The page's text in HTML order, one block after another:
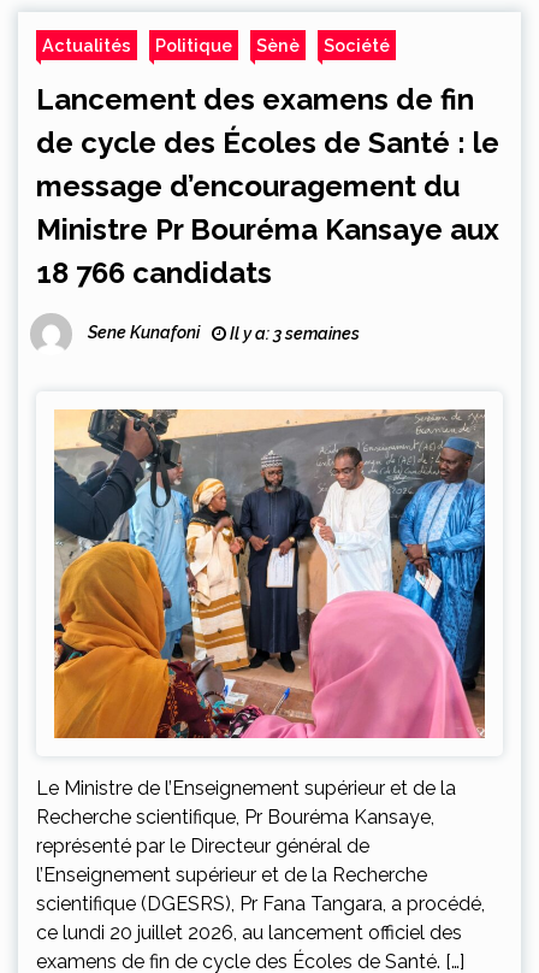
Actualités Politique Sènè Société
Lancement des examens de fin
de cycle des Écoles de Santé : le
message d’encouragement du
Ministre Pr Bouréma Kansaye aux
18 766 candidats
Sene Kunafoni Il y a: 3 semaines
Le Ministre de l’Enseignement supérieur et de la
Recherche scientifique, Pr Bouréma Kansaye,
représenté par le Directeur général de
l’Enseignement supérieur et de la Recherche
scientifique (DGESRS), Pr Fana Tangara, a procédé,
ce lundi 20 juillet 2026, au lancement officiel des
examens de fin de cycle des Écoles de Santé. […]